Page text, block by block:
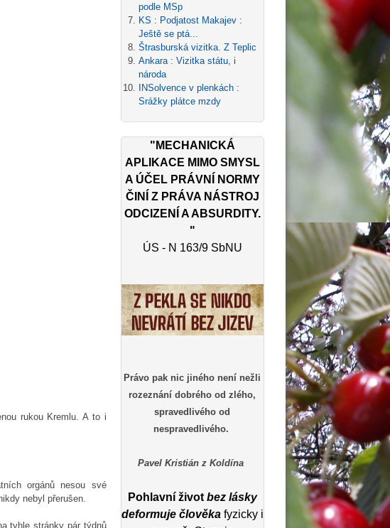
rukou Kremlu. A to i
orgánů nesou své
nebyl přerušen.
tyhle stránky pár týdnů
podle MSp
KS : Podjatost Makajev :
Ještě se ptá...
Štrasburská vizitka. Z Teplic
Ankara : Vizitka státu, i
národa
INSolvence v plenkách :
Srážky plátce mzdy
"MECHANICKÁ
APLIKACE MIMO SMYSL
A ÚČEL PRÁVNÍ NORMY
ČINÍ Z PRÁVA NÁSTROJ
ODCIZENÍ A ABSURDITY.
"
ÚS - N 163/9 SbNU
Právo pak nic jiného není nežli
rozeznání dobrého od zlého,
spravedlivého od
nespravedlivého.
Pavel Kristián z Koldína
Pohlavní život bez lásky
deformuje člověkafyzicky i